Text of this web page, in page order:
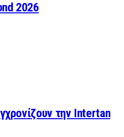
2026
την Intertan